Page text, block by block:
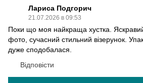
Лариса Подгорич
21.07.2026 в 09:53
Поки що моя найкраща хустка. Яскравий
фото, сучасний стильний візерунок.
дуже сподобалася.
Відповісти